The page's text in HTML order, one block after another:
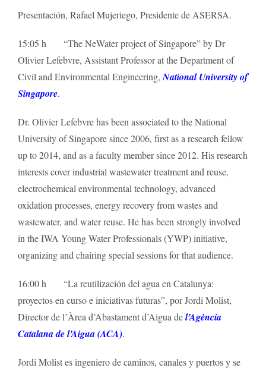
Presentación, Rafael Mujeriego, Presidente de ASERSA.
15:05 h “The NeWater project of Singapore” by Dr
Olivier Lefebvre, Assistant Professor at the Department of
Civil and Environmental Engineering, National University of
Singapore.
Dr. Olivier Lefebvre has been associated to the National
University of Singapore since 2006, first as a research fellow
up to 2014, and as a faculty member since 2012. His research
interests cover industrial wastewater treatment and reuse,
electrochemical environmental technology, advanced
oxidation processes, energy recovery from wastes and
wastewater, and water reuse. He has been strongly involved
in the IWA Young Water Professionals (YWP) initiative,
organizing and chairing special sessions for that audience.
16:00 h “La reutilización del agua en Catalunya:
proyectos en curso e iniciativas futuras”, por Jordi Molist,
Director de l’Àrea d’Abastament d’Aigua del’Agència
Catalana de l’Aigua (ACA).
Jordi Molist es ingeniero de caminos, canales y puertos y se